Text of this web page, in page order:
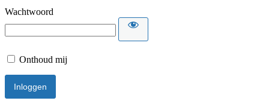
Wachtwoord
Onthoud mij